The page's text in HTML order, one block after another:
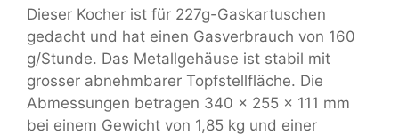
Dieser Kocher ist für 227g-Gaskartuschen
gedacht und hat einen Gasverbrauch von 160
g/Stunde. Das Metallgehäuse ist stabil mit
grosser abnehmbarer Topfstellfläche. Die
Abmessungen betragen 340 x 255 x 111 mm
bei einem Gewicht von 1,85 kg und einer